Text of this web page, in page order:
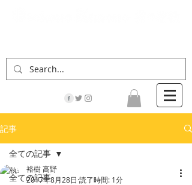
記事
全ての記事
全ての記事
裕樹 高野
2017年8月28日 読了時間: 1分